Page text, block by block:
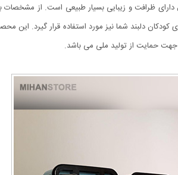
ظرافت و زیبایی بسیار طبیعی است. از مشخصات
دلبند شما نیز مورد استفاده قرار گیرد. این
حمایت از تولید ملی می باشد.